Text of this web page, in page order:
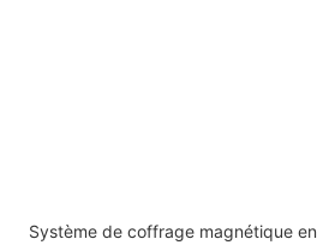
Système de coffrage magnétique en